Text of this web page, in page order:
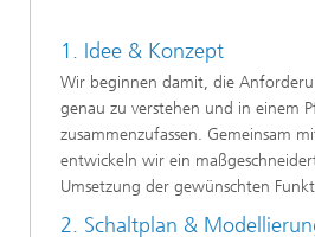
1. Idee & Konzept
Wir beginnen damit, die
genau zu verstehen und in einem
zusammenzufassen. Gemeinsam
entwickeln wir ein
Umsetzung der gewünschten
2. Schaltplan &